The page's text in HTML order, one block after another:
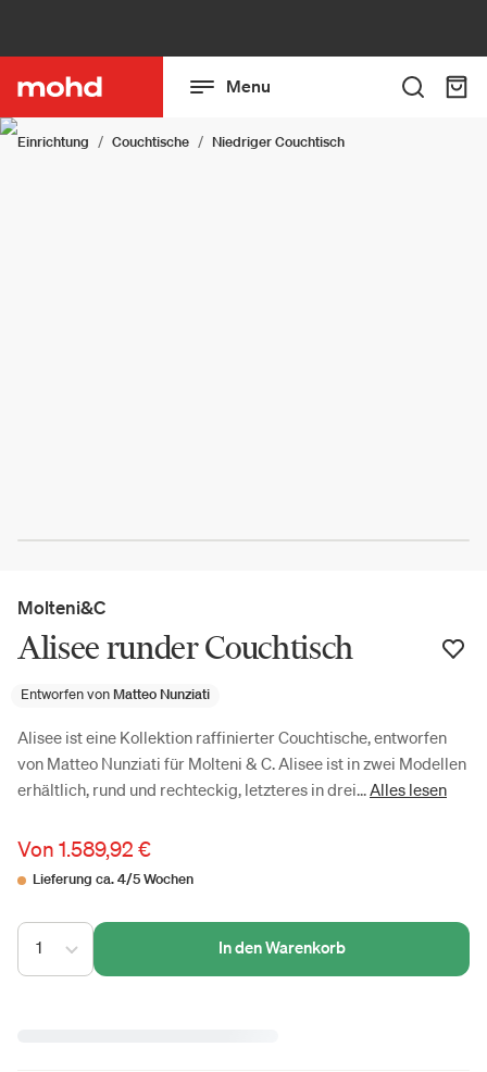
Menu
Einrichtung Couchtische Niedriger Couchtisch
Molteni&C
Alisee runder Couchtisch
Entworfen von Matteo Nunziati
Alisee ist eine Kollektion raffinierter Couchtische, entworfen
von Matteo Nunziati für Molteni & C. Alisee ist in zwei Modellen
erhältlich, rund und rechteckig, letzteres in drei...Alles lesen
Von 1.589,92 €
Lieferung ca. 4/5 Wochen
1 In den Warenkorb